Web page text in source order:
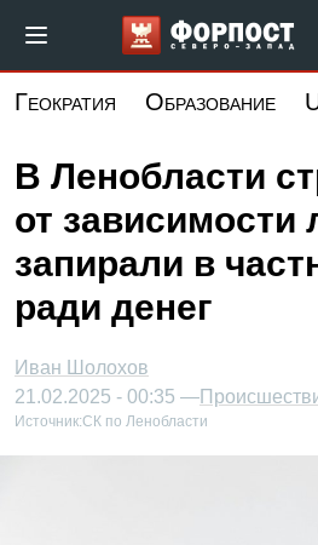
основному
Форпост
Геократия Образование
В Ленобласти
от зависимости
запирали в
ради денег
Иван Шолохов
21.02.2025 - 00:35 —
Источник:СК по Ленобласти